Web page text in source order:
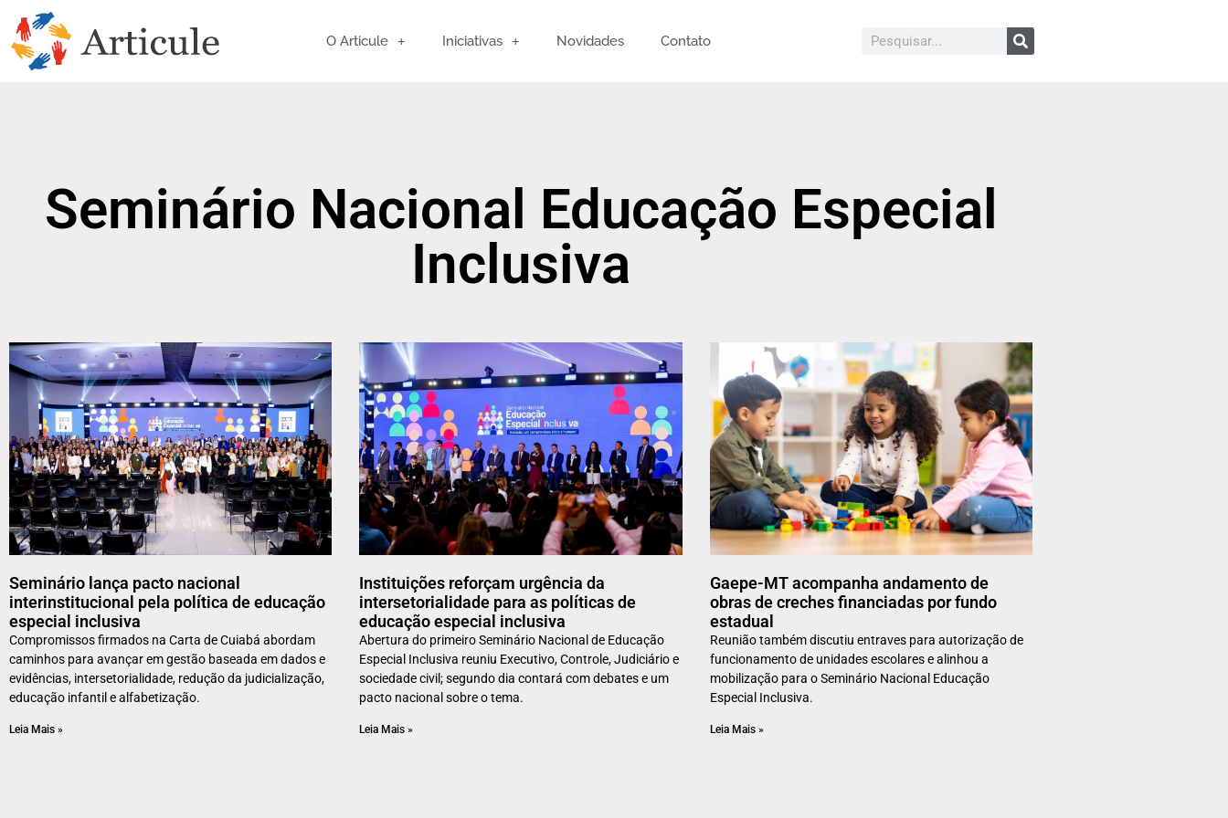
O Articule Iniciativas Novidades Contato
Seminário Nacional Educação Especial
Inclusiva
Seminário lança pacto nacional
interinstitucional pela política de educação
especial inclusiva
Compromissos firmados na Carta de Cuiabá abordam
caminhos para avançar em gestão baseada em dados e
evidências, intersetorialidade, redução da judicialização,
educação infantil e alfabetização.
Leia Mais »
Instituições reforçam urgência da
intersetorialidade para as políticas de
educação especial inclusiva
Abertura do primeiro Seminário Nacional de Educação
Especial Inclusiva reuniu Executivo, Controle, Judiciário e
sociedade civil; segundo dia contará com debates e um
pacto nacional sobre o tema.
Leia Mais »
Gaepe-MT acompanha andamento de
obras de creches financiadas por fundo
estadual
Reunião também discutiu entraves para autorização de
funcionamento de unidades escolares e alinhou a
mobilização para o Seminário Nacional Educação
Especial Inclusiva.
Leia Mais »